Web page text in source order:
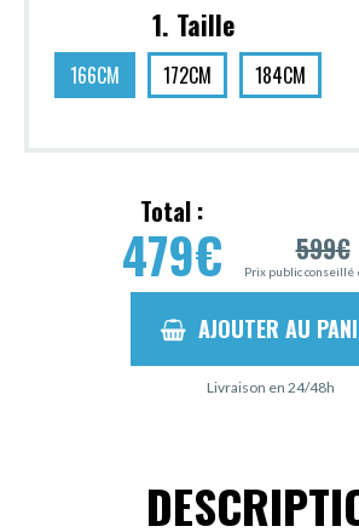
1. Taille
166CM 172CM 184CM
Total :
479€ 599€
Prix public conseillé
AJOUTER AU
Livraison en 24/48h